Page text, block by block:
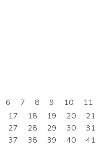
6 7 8 9 10
11
17 18 19 20
21
27 28 29 30
31
37 38 39 40
41